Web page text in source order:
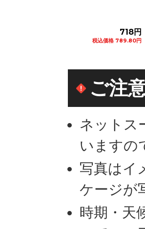
272円
税込価格 299.20円
ご注
ネットス
いますの
写真はイ
ケージが
時期・天